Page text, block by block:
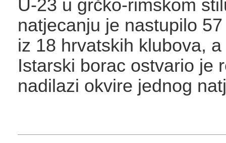
U-23 u grčko-rimskom
natjecanju je nastupilo
iz 18 hrvatskih klubova,
Istarski borac ostvario je
nadilazi okvire jednog